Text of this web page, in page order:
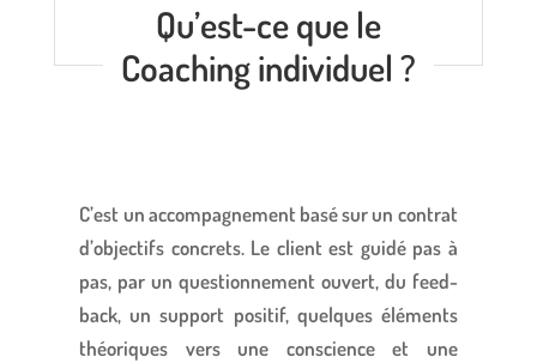
Qu’est-ce que le
Coaching individuel ?
C’est un accompagnement basé sur un contrat
d’objectifs concrets. Le client est guidé pas à
pas, par un questionnement ouvert, du feed-
back, un support positif, quelques éléments
théoriques vers une conscience et une